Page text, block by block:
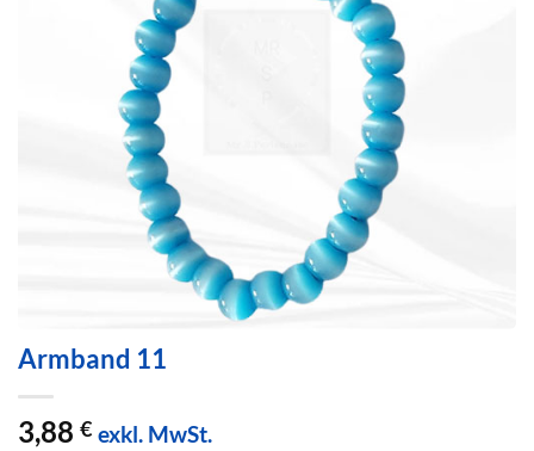
Armband 11
3,88 € exkl. MwSt.